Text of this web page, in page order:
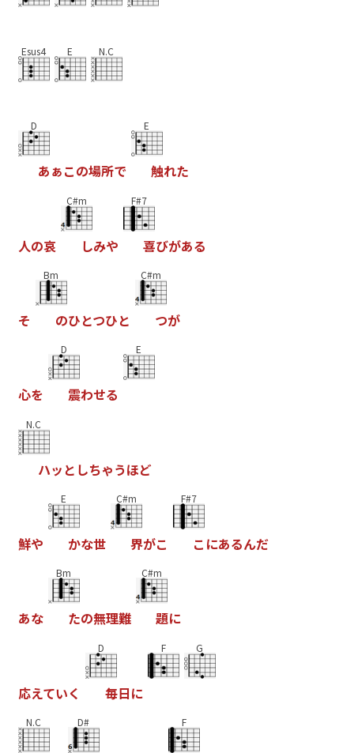
Esus4 E N.C
D
あぁこの場所で
E
触れた
人の哀
C#m
しみや
F#7
喜びがある
そ
Bm
のひとつひと
C#m
つが
心を
D
震わせる
E
N.C
ハッ と しちゃうほど
鮮や
E
かな世
C#m
界がこ
F#7
こ にあるんだ
あな
Bm
たの無理難
C#m
題に
応えていく
D
毎日に
F G
N.C D# F